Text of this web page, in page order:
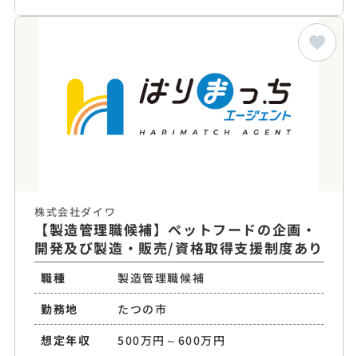
株式会社ダイワ
【製造管理職候補】ペットフードの企画・
開発及び製造・販売/資格取得支援制度あり
職種
製造管理職候補
勤務地
たつの市
想定年収
500万円～600万円